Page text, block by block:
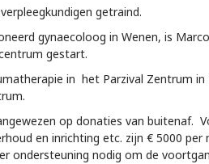
getraind.
gynaecoloog in Wenen, is
gestart.
in het Parzival Zentrum in
op donaties van buitenaf.
en inrichting etc. zijn € 5000 per
ondersteuning nodig om de